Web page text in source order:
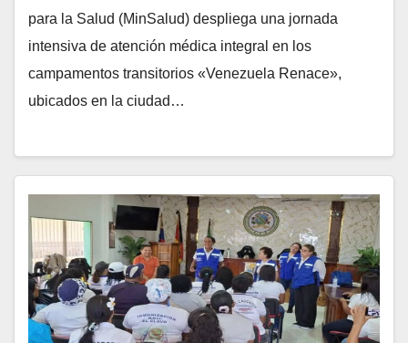
para la Salud (MinSalud) despliega una jornada
intensiva de atención médica integral en los
campamentos transitorios «Venezuela Renace»,
ubicados en la ciudad…